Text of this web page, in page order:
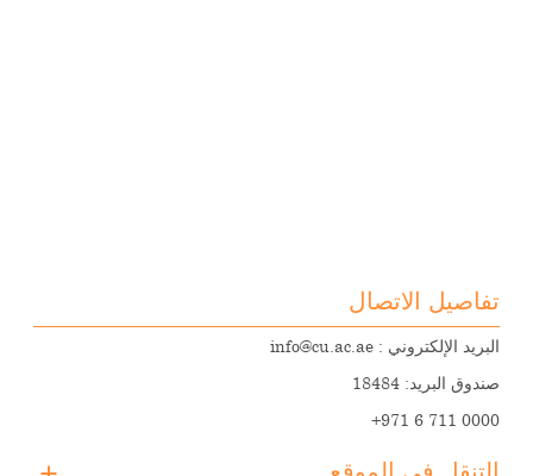
تفاصيل الاتصال
البريد الإلكتروني : info@cu.ac.ae
صندوق البريد: 18484
+971 6 711 0000
التنقل في الموقع